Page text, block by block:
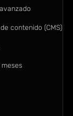
contenido (CMS)